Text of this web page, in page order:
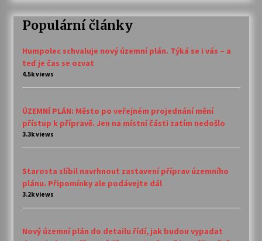
Populární články
Humpolec schvaluje nový územní plán. Týká se i vás – a
teď je čas se ozvat
4.5k views
ÚZEMNÍ PLÁN: Město po veřejném projednání mění
přístup k přípravě. Jen na místní části zatím nedošlo
3.3k views
Starosta slíbil navrhnout zastavení příprav územního
plánu. Připomínky ale podávejte dál
3.2k views
Nový územní plán do detailu řídí, jak budou vypadat